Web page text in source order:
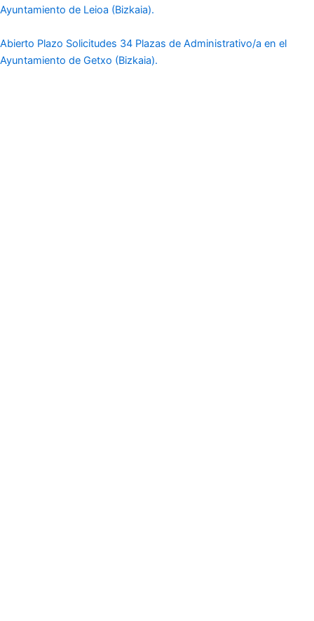
Ayuntamiento de Leioa (Bizkaia).
Abierto Plazo Solicitudes 34 Plazas de Administrativo/a en el
Ayuntamiento de Getxo (Bizkaia).